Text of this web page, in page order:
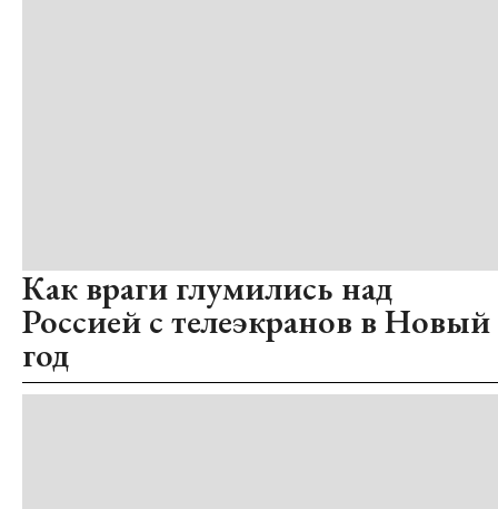
Как враги глумились над
Россией с телеэкранов в Новый
год